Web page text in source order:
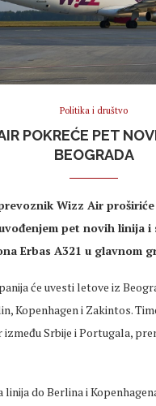
Politika i društvo
POKREĆE PET
BEOGRADA
Wizz Air
pet novih linija i
Erbas A321 u glavnom
će uvesti letove iz
Kopenhagen i Zakintos.
Srbije i Portugala,
linija do Berlina i